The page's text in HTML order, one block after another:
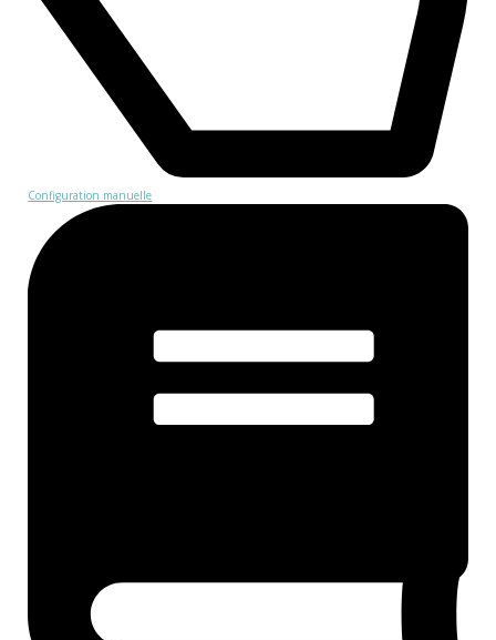
Configuration manuelle